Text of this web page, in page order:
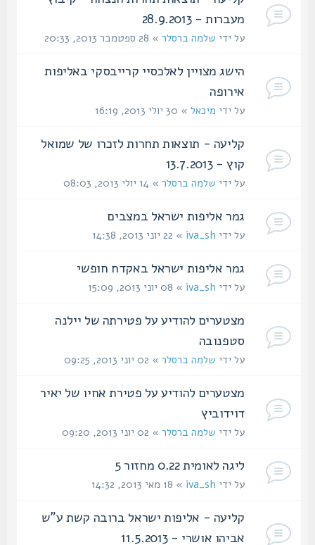
מעברות - 28.9.2013
על ידישלמה ברסלר» 28 ספטמבר 2013, 20:33
הישג מצויין לאלכסיי קרייבסקי באליפות
אירופה
על ידימיכאל» 30 יולי 2013, 16:19
קליעה - תוצאות תחרות לזכרו של שמואל
קוץ - 13.7.2013
על ידישלמה ברסלר» 14 יולי 2013, 08:03
גמר אליפות ישראל במצבים‏
על ידיiva_sh» 22 יוני 2013, 14:38
גמר אליפות ישראל באקדח חופשי
על ידיiva_sh» 08 יוני 2013, 15:09
מצטערים להודיע על פטירתה של יילנה
סטפנובה
על ידישלמה ברסלר» 02 יוני 2013, 09:25
מצטערים להודיע על פטירת אחיו של יאיר
דוידוביץ
על ידישלמה ברסלר» 02 יוני 2013, 09:20
ליגה לאומית 0.22 מחזור 5
על ידיiva_sh» 18 מאי 2013, 14:32
קליעה - אליפות ישראל ברובה קשת ע"ש
אביהו אושרי - 11.5.2013